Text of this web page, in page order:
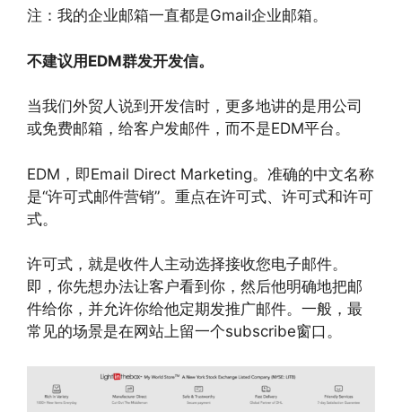
注：我的企业邮箱一直都是Gmail企业邮箱。
不建议用EDM群发开发信。
当我们外贸人说到开发信时，更多地讲的是用公司
或免费邮箱，给客户发邮件，而不是EDM平台。
EDM，即Email Direct Marketing。准确的中文名称
是“许可式邮件营销”。重点在许可式、许可式和许可
式。
许可式，就是收件人主动选择接收您电子邮件。
即，你先想办法让客户看到你，然后他明确地把邮
件给你，并允许你给他定期发推广邮件。一般，最
常见的场景是在网站上留一个subscribe窗口。